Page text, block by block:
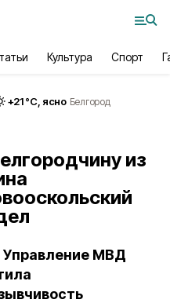
Культура Спорт
+21°С, ясно Белгород
из
Управление МВД